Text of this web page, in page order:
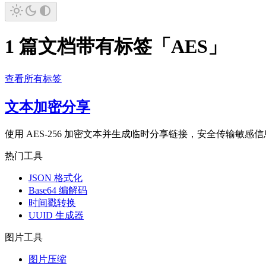
1 篇文档带有标签「AES」
查看所有标签
文本加密分享
使用 AES-256 加密文本并生成临时分享链接，安全传输敏感信
热门工具
JSON 格式化
Base64 编解码
时间戳转换
UUID 生成器
图片工具
图片压缩